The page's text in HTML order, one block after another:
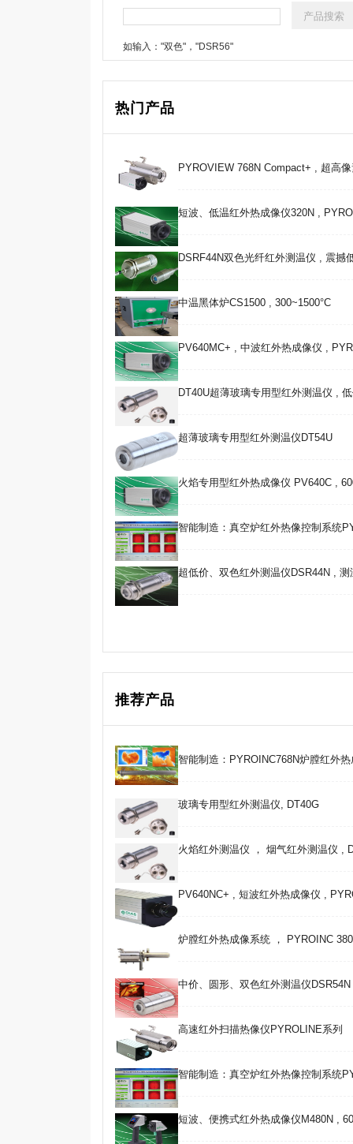
如输入："双色"，"DSR56"
热门产品
PYROVIEW 768N Compact+ , 超高
短波、低温红外热成像仪320N ,
DSRF44N双色光纤红外测温仪 , 震撼
中温黑体炉CS1500 , 300~1500°C
PV640MC+ , 中波红外热成像仪 ,
DT40U超薄玻璃专用型红外测温仪 ,
超薄玻璃专用型红外测温仪DT54U
火焰专用型红外热成像仪 PV640C ,
智能制造：真空炉红外热像控制系统
超低价、双色红外测温仪DSR44N , 测
推荐产品
智能制造：PYROINC768N炉膛红外
玻璃专用型红外测温仪, DT40G
火焰红外测温仪 ， 烟气红外测温仪 ,
PV640NC+ , 短波红外热成像仪 ,
炉膛红外热成像系统 ， PYROINC
中价、圆形、双色红外测温仪
高速红外扫描热像仪PYROLINE系列
智能制造：真空炉红外热像控制系统
短波、便携式红外热成像仪M480N ,